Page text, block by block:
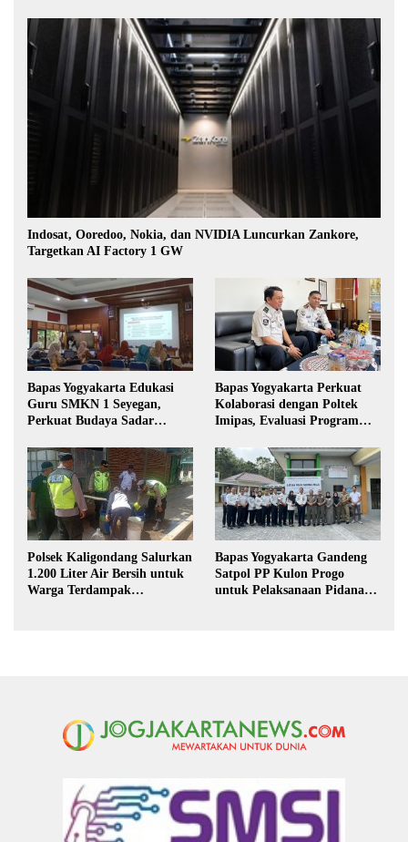
Indosat, Ooredoo, Nokia, dan NVIDIA Luncurkan Zankore,
Targetkan AI Factory 1 GW
Bapas Yogyakarta Edukasi
Guru SMKN 1 Seyegan,
Perkuat Budaya Sadar
Bapas Yogyakarta Perkuat
Kolaborasi dengan Poltek
Imipas, Evaluasi Program
Polsek Kaligondang Salurkan
1.200 Liter Air Bersih untuk
Warga Terdampak
Bapas Yogyakarta Gandeng
Satpol PP Kulon Progo
untuk Pelaksanaan Pidana